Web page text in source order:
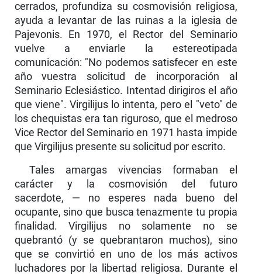
cerrados, pro­fundiza su cosmovisión religiosa,
ayuda a levantar de las ruinas a la iglesia de
Pajevonis. En 1970, el Rector del Seminario
vuelve a enviarle la estereotipada
comunicación: "No podemos satisfecer en este
año vuestra solicitud de incorporación al
Seminario Eclesiástico. Intentad dirigiros el año
que viene". Virgilijus lo intenta, pero el "veto" de
los chequistas era tan riguroso, que el medroso
Vice Rector del Seminario en 1971 hasta impide
que Virgilijus presente su solicitud por escrito.
Tales amargas vivencias formaban el
carácter y la cosmovisión del futuro
sacerdote, — no esperes nada bueno del
ocupante, sino que busca tenazmente tu propia
finalidad. Virgilijus no solamente no se
quebrantó (y se quebrantaron muchos), sino
que se convirtió en uno de los más activos
luchadores por la libertad religiosa. Durante el